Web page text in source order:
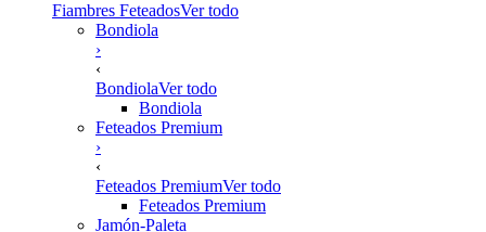
Fiambres FeteadosVer todo
Bondiola
›
‹
BondiolaVer todo
Bondiola
Feteados Premium
›
‹
Feteados PremiumVer todo
Feteados Premium
Jamón-Paleta